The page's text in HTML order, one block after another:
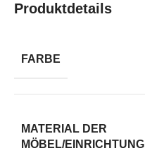
Produktdetails
FARBE
MATERIAL DER
MÖBEL/EINRICHTUNG